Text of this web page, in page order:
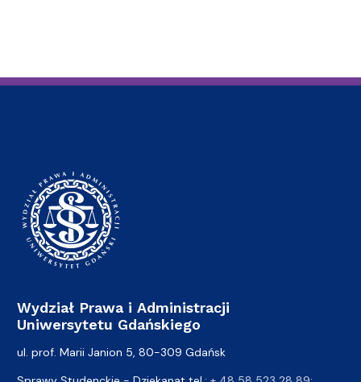
Wydział Prawa i Administracji
Uniwersytetu Gdańskiego
ul. prof. Marii Janion 5, 80-309 Gdańsk